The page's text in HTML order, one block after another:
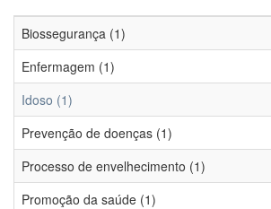
Biossegurança (1)
Enfermagem (1)
Idoso (1)
Prevenção de doenças (1)
Processo de envelhecimento (1)
Promoção da saúde (1)